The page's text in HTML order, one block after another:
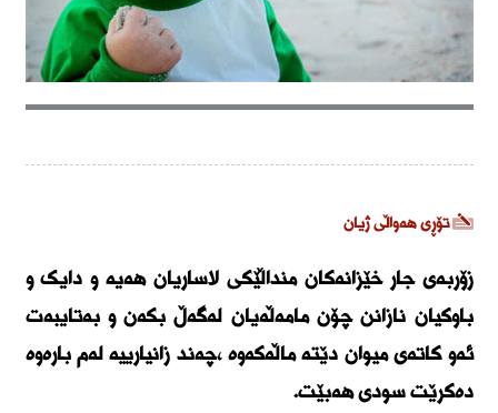
تۆڕی هەواڵی ژیان
زۆربەی جار خێزانەکان منداڵێکی لاساریان هەیە و دایک و
باوکیان نازانن چۆن مامەڵەیان لەگەڵ بکەن و بەتایبەت
ئەو کاتەی میوان دێتە ماڵەکەوە ،چەند زانیارییە لەم بارەوە
دەکرێت سودی هەبێت.